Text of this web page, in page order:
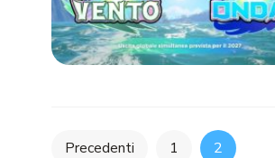
Paginazione
Precedenti 1 2